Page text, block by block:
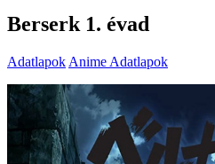
Berserk 1. évad
Adatlapok Anime Adatlapok